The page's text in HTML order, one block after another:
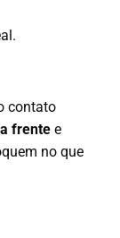
contato
frente e
no que